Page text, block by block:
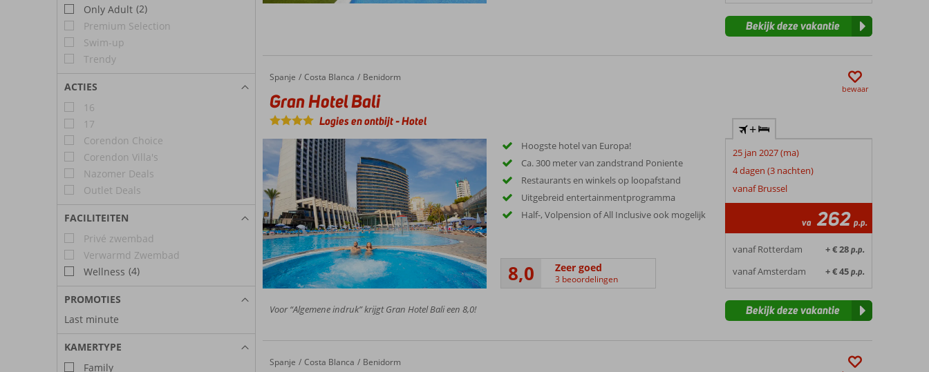
Only Adult (2)
Premium Selection
Swim-up
Trendy
ACTIES
16
17
Corendon Choice
Corendon Villa's
Nazomer Deals
Outlet Deals
FACILITEITEN
Privé zwembad
Verwarmd Zwembad
Wellness (4)
PROMOTIES
Last minute
KAMERTYPE
Family
Bekijk deze vakantie
Home
Spanje Costa Blanca Benidorm
Gran Hotel Bali
Gran Hotel Bali
Logies en ontbijt-Hotel
bewaar
Hoogste hotel van Europa!
Ca. 300 meter van zandstrand Poniente
Restaurants en winkels op loopafstand
Uitgebreid entertainmentprogramma
Half-, Volpension of All Inclusive ook mogelijk
8,0 Zeer goed
3 beoordelingen
+
25 jan 2027 (ma)
4 dagen (3 nachten)
vanaf Brussel
va 262 p.p.
vanaf Rotterdam + € 28p.p.
vanaf Amsterdam + € 45p.p.
Voor “Algemene indruk” krijgt Gran Hotel Bali een 8,0! Bekijk deze vakantie
Home
Spanje Costa Blanca Benidorm
Port Fiesta Park